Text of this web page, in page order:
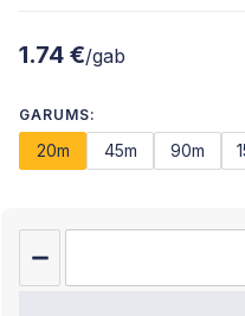
1.74 €/gab
GARUMS:
20m 45m 90m